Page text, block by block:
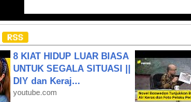
8 KIAT HIDUP LUAR BIASA
UNTUK SEGALA SITUASI ||
DIY dan Keraj...
youtube.com